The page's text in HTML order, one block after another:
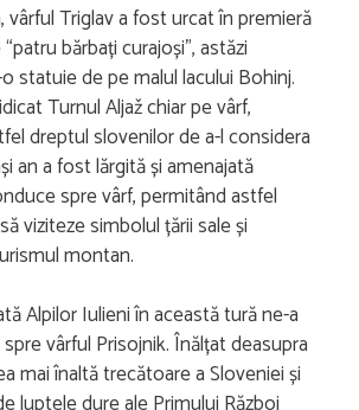
vârful Triglav a fost urcat în premieră
bărbați curajoși”, astăzi
statuie de pe malul lacului Bohinj.
Turnul Aljaž chiar pe vârf,
dreptul slovenilor de a-l considera
an a fost lărgită și amenajată
spre vârf, permitând astfel
viziteze simbolul țării sale și
montan.
Alpilor Iulieni în această tură ne-a
vârful Prisojnik. Înălțat deasupra
mai înaltă trecătoare a Sloveniei și